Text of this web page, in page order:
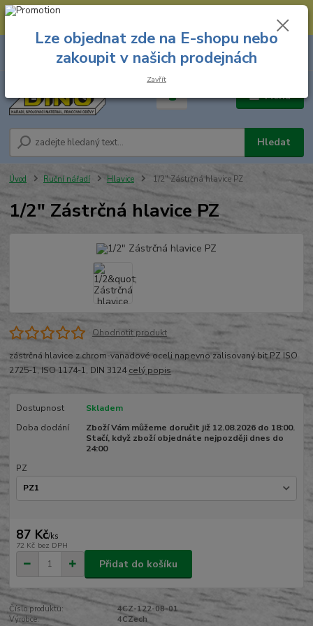
--- Spojovací materiál: 774 431 045 --- Prodejna nářadí: 731 449 423 --
Menu
Hledat
8.00 hod. - 16.00 hod.
za
Úvod Ruční nářadí Hlavice 1/2" Zástrčná hlavice PZ
1/2" Zástrčná hlavice PZ
Ohodnotit produkt
zástrčná hlavice z chrom-vanadové oceli napevno zalisovaný bit PZ ISO
2725-1, ISO 1174-1, DIN 3124celý popis
Dostupnost
Skladem
Doba dodání
Zboží Vám můžeme doručit již 12.08.2026 do 18:00.
Stačí, když zboží objednáte nejpozději dnes do
24:00
PZ
87 Kč/ks
72 Kč bez DPH
Přidat do košíku
Číslo produktu:
4CZ-122-08-01
Výrobce:
4CZech
Lze objednat zde na E-shopu nebo
zakoupit v našich prodejnách
Zavřít